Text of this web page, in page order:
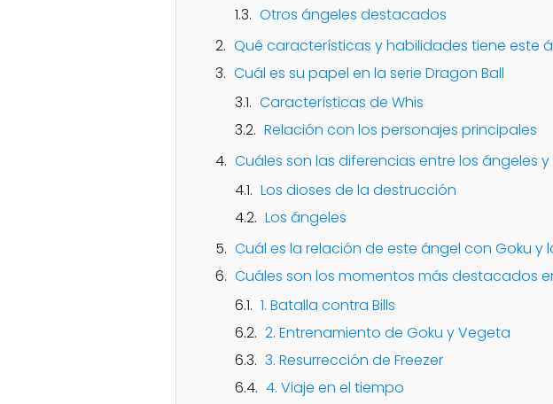
Otros ángeles destacados
Qué características y habilidades tiene este
Cuál es su papel en la serie Dragon Ball
Características de Whis
Relación con los personajes principales
Cuáles son las diferencias entre los ángeles
Los dioses de la destrucción
Los ángeles
Cuál es la relación de este ángel con Goku y
Cuáles son los momentos más destacados
1. Batalla contra Bills
2. Entrenamiento de Goku y Vegeta
3. Resurrección de Freezer
4. Viaje en el tiempo